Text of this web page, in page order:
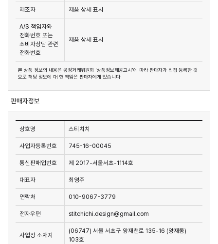
제조자 제품 상세 표시
A/S 책임자와
전화번호 또는
소비자상담 관련
전화번호
제품 상세 표시
본 상품 정보의 내용은 공정거래위원회 '상품정보제공고시'에 따라 판매자가 직접 등록한 것
으로 해당 정보에 대 한 책임은 판매자에게 있습니다
판매자정보
상호명 스티치치
사업자등록번호 745-16-00045
통신판매업번호 제 2017-서울서초-1114호
대표자 최영주
연락처 010-9067-3779
전자우편 stitchichi.design@gmail.com
사업장 소재지
(06747) 서울 서초구 양재천로 135-16 (양재동)
103호